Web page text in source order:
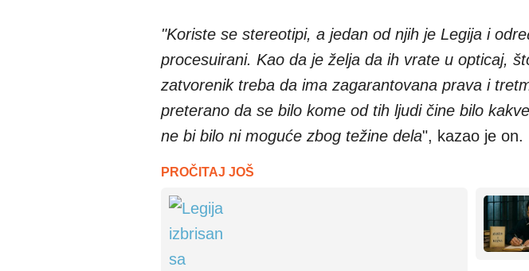
"Koriste se stereotipi, a jedan od njih je Legija i
procesuirani. Kao da je želja da ih vrate u opticaj,
zatvorenik treba da ima zagarantovana prava i
preterano da se bilo kome od tih ljudi čine bilo
ne bi bilo ni moguće zbog težine dela", kazao je on.
PROČITAJ JOŠ